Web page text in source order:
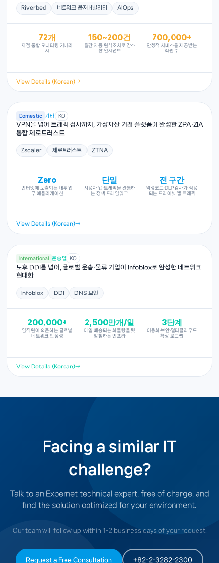
Riverbed 네트워크 옵저버빌리티 AIOps
72개
지점 통합 모니터링 커버리
지
150~200건
월간 자동 원격조치로 감소
한 인시던트
700,000+
안정적 서비스를 제공받는
회원 수
View Details (Korean)
Domestic 기타 KO
VPN을 넘어 트래픽 검사까지, 가상자산 거래 플랫폼이 완성한 ZPA·ZIA
통합 제로트러스트
Zscaler 제로트러스트 ZTNA
Zero
인터넷에 노출되는 내부 업
무 애플리케이션
단일
사용자·앱·트래픽을 관통하
는 정책 프레임워크
전 구간
악성코드·DLP 검사가 적용
되는 프라이빗 앱 트래픽
View Details (Korean)
International 운송업 KO
노후 DDI를 넘어, 글로벌 운송·물류 기업이 Infoblox로 완성한 네트워크
현대화
Infoblox DDI DNS 보안
200,000+
임직원이 의존하는 글로벌
네트워크 안정성
2,500만개/일
매일 배송되는 화물량을 뒷
받침하는 인프라
3단계
이중화·보안·멀티클라우드
확장 로드맵
View Details (Korean)
Facing a similar IT
challenge?
Talk to an Expernet technical expert, free of charge, and
find the solution optimized for your environment.
Our team will follow up within 1-2 business days of your request.
Request a Free Consultation +82-2-3282-2300